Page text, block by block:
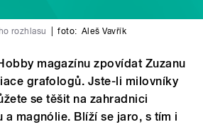
rozhlasu foto: Aleš Vavřík
magazínu zpovídat Zuzanu
grafologů. Jste-li milovníky
se těšit na zahradnici
magnólie. Blíží se jaro, s tím i